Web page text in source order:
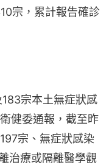
宗，累計報告確診
宗本土無症狀感
健委通報，截至昨
宗、無症狀感染
治療或隔離醫學觀